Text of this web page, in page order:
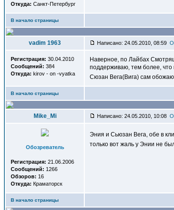
Откуда: Санкт-Петербург
В начало страницы
vadim 1963 Написано: 24.05.2010, 08:59
Регистрация: 30.04.2010
Сообщений: 384
Откуда: kirov - on -vyatka
Наверное, по Лайбах
поддерживаю, тем более, что
Сюзан Вега(Вига) сам
В начало страницы
Mike_Mi Написано: 24.05.2010, 10:08
Обозреватель
Регистрация: 21.06.2006
Сообщений: 1266
Обзоров: 16
Откуда: Краматорск
Эния и Сьюзан Вега, обе в
только вот жаль у Энии не
В начало страницы